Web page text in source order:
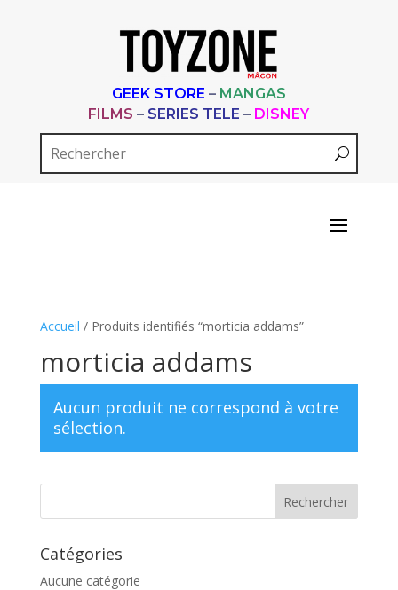
GEEK STORE – MANGAS
FILMS – SERIES TELE – DISNEY
Accueil / Produits identifiés “morticia addams”
morticia addams
Aucun produit ne correspond à votre
sélection.
Catégories
Aucune catégorie